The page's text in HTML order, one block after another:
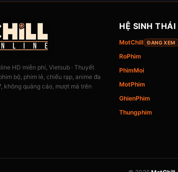
HD miễn phí, Vietsub · Thuyết
bộ, phim lẻ, chiếu rạp, anime đa
không quảng cáo, mượt mà trên
HỆ SINH THÁI
MotChill ĐANG XEM
RoPhim
PhimMoi
MotPhim
GhienPhim
Thungphim